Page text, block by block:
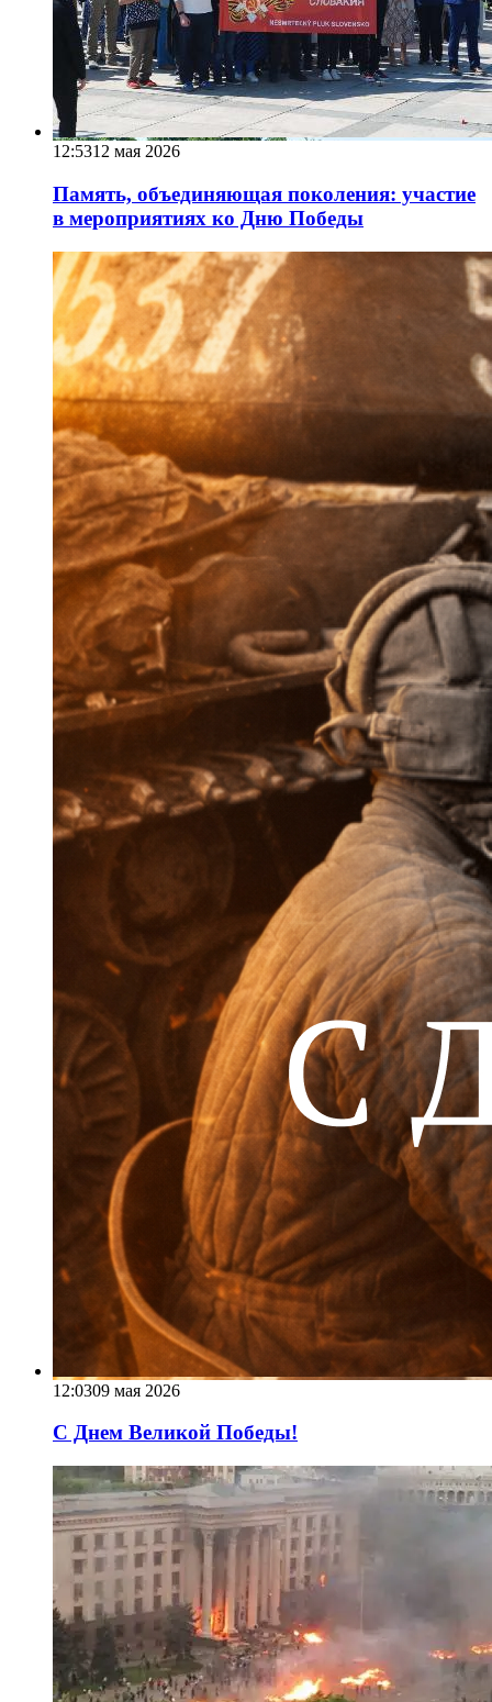
12:5312 мая 2026
Память, объединяющая поколения: участие
в мероприятиях ко Дню Победы
12:0309 мая 2026
С Днем Великой Победы!